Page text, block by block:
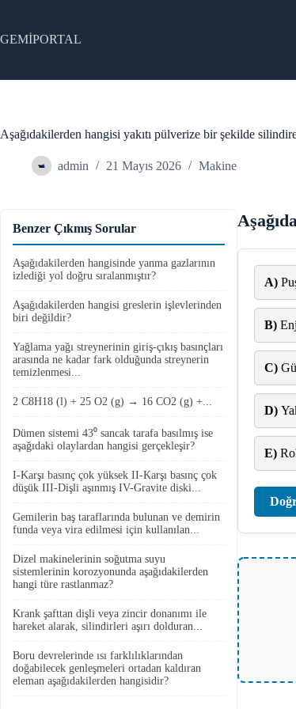
content
GEMİPORTAL
Aşağıdakilerden hangisi yakıtı pülverize bir şekilde
admin 21 Mayıs 2026 Makine
A)
B)
C)
D)
E)
Benzer Çıkmış Sorular
Aşağıdakilerden hangisinde yanma gazlarının
izlediği yol doğru sıralanmıştır?
Aşağıdakilerden hangisi greslerin işlevlerinden
biri değildir?
Yağlama yağı streynerinin giriş-çıkış basınçları
arasında ne kadar fark olduğunda streynerin
temizlenmesi...
2 C8H18 (l) + 25 O2 (g) → 16 CO2 (g) +...
Dümen sistemi 43⁰ sancak tarafa basılmış ise
aşağıdaki olaylardan hangisi gerçekleşir?
I-Karşı basınç çok yüksek II-Karşı basınç çok
düşük III-Dişli aşınmış IV-Gravite diski...
Gemilerin baş taraflarında bulunan ve demirin
funda veya vira edilmesi için kullanılan...
Dizel makinelerinin soğutma suyu
sistemlerinin korozyonunda aşağıdakilerden
hangi türe rastlanmaz?
Krank şafttan dişli veya zincir donanımı ile
hareket alarak, silindirleri aşırı dolduran...
Boru devrelerinde ısı farklılıklarından
doğabilecek genleşmeleri ortadan kaldıran
eleman aşağıdakilerden hangisidir?